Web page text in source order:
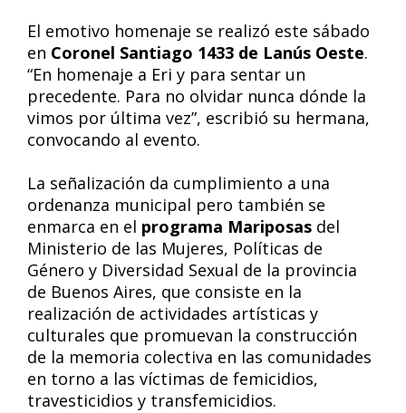
El emotivo homenaje se realizó este sábado
en Coronel Santiago 1433 de Lanús Oeste.
“En homenaje a Eri y para sentar un
precedente. Para no olvidar nunca dónde la
vimos por última vez”, escribió su hermana,
convocando al evento.
La señalización da cumplimiento a una
ordenanza municipal pero también se
enmarca en el programa Mariposas del
Ministerio de las Mujeres, Políticas de
Género y Diversidad Sexual de la provincia
de Buenos Aires, que consiste en la
realización de actividades artísticas y
culturales que promuevan la construcción
de la memoria colectiva en las comunidades
en torno a las víctimas de femicidios,
travesticidios y transfemicidios.